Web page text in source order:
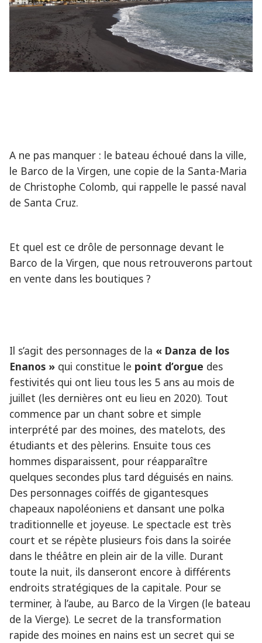
A ne pas manquer : le bateau échoué dans la ville,
le Barco de la Virgen, une copie de la Santa-Maria
de Christophe Colomb, qui rappelle le passé naval
de Santa Cruz.
Et quel est ce drôle de personnage devant le
Barco de la Virgen, que nous retrouverons partout
en vente dans les boutiques ?
Il s’agit des personnages de la « Danza de los
Enanos » qui constitue le point d’orgue des
festivités qui ont lieu tous les 5 ans au mois de
juillet (les dernières ont eu lieu en 2020). Tout
commence par un chant sobre et simple
interprété par des moines, des matelots, des
étudiants et des pèlerins. Ensuite tous ces
hommes disparaissent, pour réapparaître
quelques secondes plus tard déguisés en nains.
Des personnages coiffés de gigantesques
chapeaux napoléoniens et dansant une polka
traditionnelle et joyeuse. Le spectacle est très
court et se répète plusieurs fois dans la soirée
dans le théâtre en plein air de la ville. Durant
toute la nuit, ils danseront encore à différents
endroits stratégiques de la capitale. Pour se
terminer, à l’aube, au Barco de la Virgen (le bateau
de la Vierge). Le secret de la transformation
rapide des moines en nains est un secret qui se